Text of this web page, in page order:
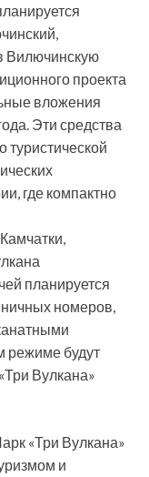
Вилючинскую
проекта
вложения
Эти средства
туристической
где компактно
планируется
номеров,
режиме будут
Вулкана»
«Три Вулкана»
и